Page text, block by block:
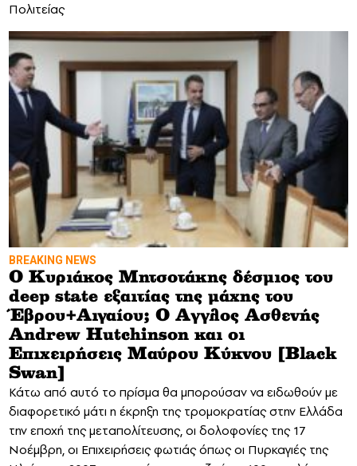
Πολιτείας
BREAKING NEWS
Ο Κυριάκος Μητσοτάκης δέσμιος του
deep state εξαιτίας της μάχης του
Έβρου+Αιγαίου; Ο Αγγλος Ασθενής
Andrew Hutchinson και οι
Επιχειρήσεις Μαύρου Κύκνου [Black
Swan]
Κάτω από αυτό το πρίσμα θα μπορούσαν να ειδωθούν με
διαφορετικό μάτι η έκρηξη της τρομοκρατίας στην Ελλάδα
την εποχή της μεταπολίτευσης, οι δολοφονίες της 17
Νοέμβρη, οι Επιχειρήσεις φωτιάς όπως οι Πυρκαγιές της